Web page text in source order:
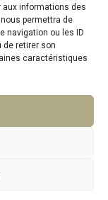
informations des
permettra de
navigation ou les ID
de retirer son
caractéristiques